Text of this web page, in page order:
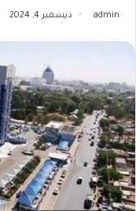
admin ديسمبر 4, 2024